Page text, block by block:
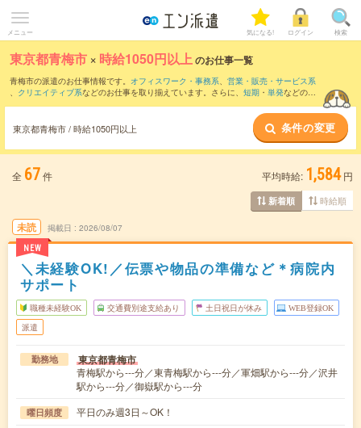
メニュー 気になる! ログイン 検索
東京都青梅市 × 時給1050円以上のお仕事一覧
青梅市の派遣のお仕事情報です。 オフィスワーク・事務系、 営業・販売・サービス系
、 クリエイティブ系などのお仕事を取り揃えています。さらに、 短期 ・ 単発などの期
時給1250円以上 ・1800円以上の求人はこちら
当サイトでは法令を遵守し、最低賃金以上の求人のみを掲載しています。
東京都青梅市 / 時給1050円以上 条件の変更
全 67件 平均時給: 1,584 円
新着順 時給順
未読
NEW
掲載日 2026/08/07
＼未経験OK!／伝票や物品の準備など＊病院内
サポート
職種未経験OK 交通費別途支給あり 土日祝日が休み WEB登録OK
派遣
勤務地 東京都青梅市
青梅駅から---分／東青梅駅から---分／軍畑駅から---分／沢井
駅から---分／御嶽駅から---分
曜日頻度 平日のみ週3日～OK！